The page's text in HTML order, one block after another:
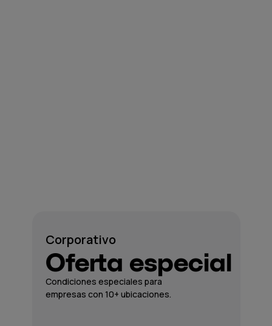
Corporativo
Oferta especial
Condiciones especiales para
empresas con 10+ ubicaciones.